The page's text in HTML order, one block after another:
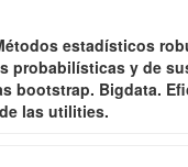
estadísticos
probabilísticas y de
bootstrap. Bigdata.
las utilities.